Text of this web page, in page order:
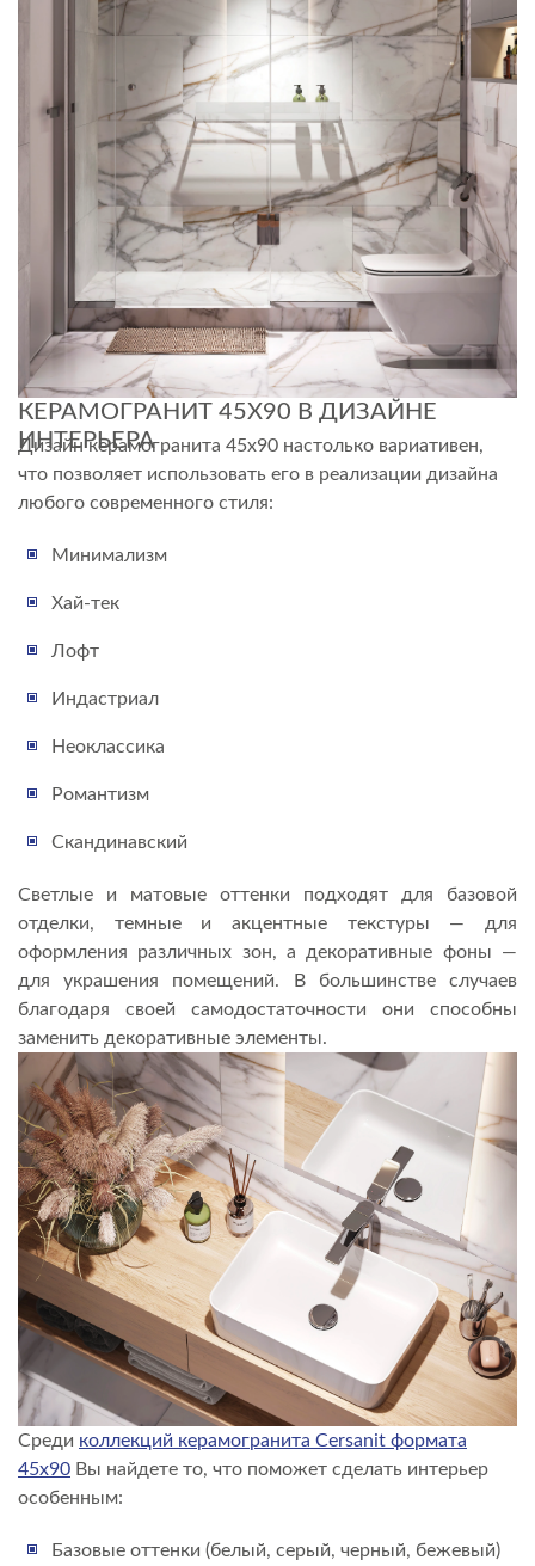
КЕРАМОГРАНИТ 45Х90 В ДИЗАЙНЕ
ИНТЕРЬЕРА
Дизайн керамогранита 45х90 настолько вариативен,
что позволяет использовать его в реализации дизайна
любого современного стиля:
Минимализм
Хай-тек
Лофт
Индастриал
Неоклассика
Романтизм
Скандинавский
Светлые и матовые оттенки подходят для базовой
отделки, темные и акцентные текстуры — для
оформления различных зон, а декоративные фоны —
для украшения помещений. В большинстве случаев
благодаря своей самодостаточности они способны
заменить декоративные элементы.
Среди коллекций керамогранита Cersanit формата
45х90 Вы найдете то, что поможет сделать интерьер
особенным:
Базовые оттенки (белый, серый, черный, бежевый)